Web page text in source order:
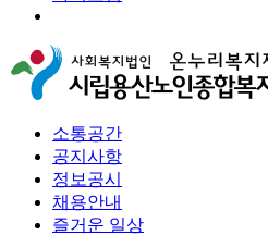
소통공간
공지사항
정보공시
채용안내
즐거운 일상